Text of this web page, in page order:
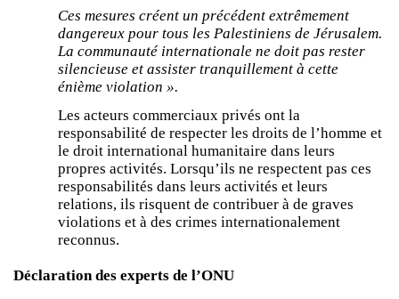
Ces mesures créent un précédent extrêmement
dangereux pour tous les Palestiniens de Jérusalem.
La communauté internationale ne doit pas rester
silencieuse et assister tranquillement à cette
énième violation ».
Les acteurs commerciaux privés ont la
responsabilité de respecter les droits de l’homme et
le droit international humanitaire dans leurs
propres activités. Lorsqu’ils ne respectent pas ces
responsabilités dans leurs activités et leurs
relations, ils risquent de contribuer à de graves
violations et à des crimes internationalement
reconnus.
Déclaration des experts de l’ONU